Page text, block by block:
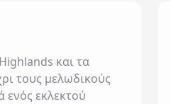
και τα
τους μελωδικούς
ενός εκλεκτού